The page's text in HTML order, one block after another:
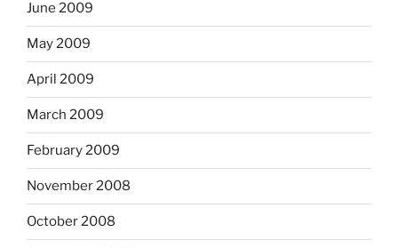
June 2009
May 2009
April 2009
March 2009
February 2009
November 2008
October 2008